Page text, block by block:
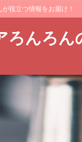
役立つ情報をお届け！
ろんろん